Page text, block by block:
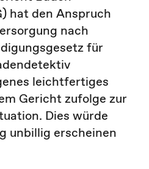
hat den Anspruch
nach
für
leichtfertiges
Gericht zufolge zur
Dies würde
unbillig erscheinen